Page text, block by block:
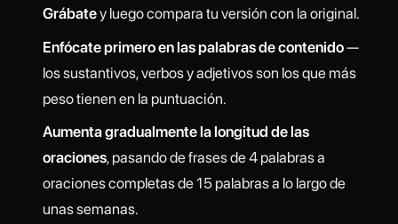
Grábatey luego compara tu versión con la original.
Enfócate primero en las palabras de contenido—
los sustantivos, verbos y adjetivos son los que más
peso tienen en la puntuación.
Aumenta gradualmente la longitud de las
oraciones, pasando de frases de 4 palabras a
oraciones completas de 15 palabras a lo largo de
unas semanas.